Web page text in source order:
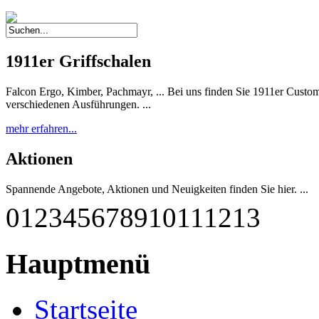
1911er Griffschalen
Falcon Ergo, Kimber, Pachmayr, ... Bei uns finden Sie 1911er
verschiedenen Ausführungen. ...
mehr erfahren...
Aktionen
Spannende Angebote, Aktionen und Neuigkeiten finden Sie hier. ...
mehr erfahren...
Diese einzigartige Pistole wurde nach deutschen
mehr erfahren...
012345678910111213
Hauptmenü
Startseite